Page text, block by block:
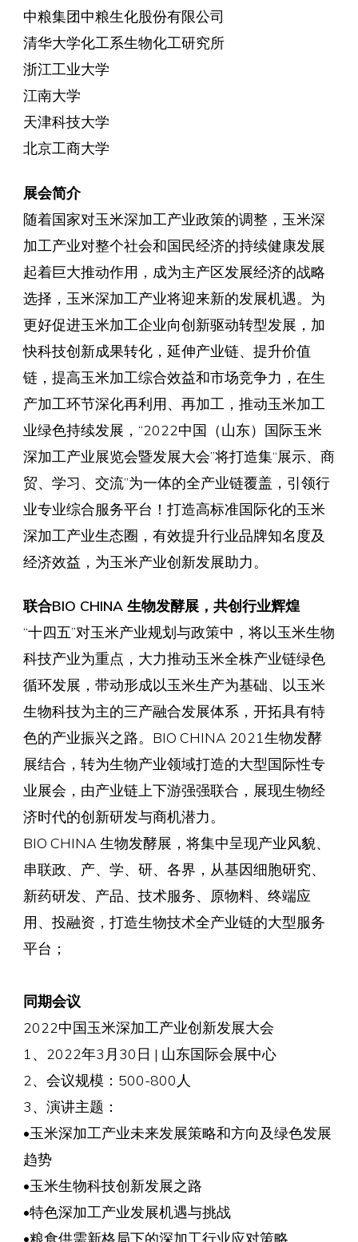
中粮集团中粮生化股份有限公司
清华大学化工系生物化工研究所
浙江工业大学
江南大学
天津科技大学
北京工商大学
展会简介
随着国家对玉米深加工产业政策的调整，玉米深
加工产业对整个社会和国民经济的持续健康发展
起着巨大推动作用，成为主产区发展经济的战略
选择，玉米深加工产业将迎来新的发展机遇。为
更好促进玉米加工企业向创新驱动转型发展，加
快科技创新成果转化，延伸产业链、提升价值
链，提高玉米加工综合效益和市场竞争力，在生
产加工环节深化再利用、再加工，推动玉米加工
业绿色持续发展，“2022中国（山东）国际玉米
深加工产业展览会暨发展大会”将打造集“展示、商
贸、学习、交流”为一体的全产业链覆盖，引领行
业专业综合服务平台！打造高标准国际化的玉米
深加工产业生态圈，有效提升行业品牌知名度及
经济效益，为玉米产业创新发展助力。
联合BIO CHINA 生物发酵展，共创行业辉煌
“十四五”对玉米产业规划与政策中，将以玉米生物
科技产业为重点，大力推动玉米全株产业链绿色
循环发展，带动形成以玉米生产为基础、以玉米
生物科技为主的三产融合发展体系，开拓具有特
色的产业振兴之路。BIO CHINA 2021生物发酵
展结合，转为生物产业领域打造的大型国际性专
业展会，由产业链上下游强强联合，展现生物经
济时代的创新研发与商机潜力。
BIO CHINA 生物发酵展，将集中呈现产业风貌、
串联政、产、学、研、各界，从基因细胞研究、
新药研发、产品、技术服务、原物料、终端应
用、投融资，打造生物技术全产业链的大型服务
平台；
同期会议
2022中国玉米深加工产业创新发展大会
1、2022年3月30日 | 山东国际会展中心
2、会议规模：500-800人
3、演讲主题：
•玉米深加工产业未来发展策略和方向及绿色发展
趋势
•玉米生物科技创新发展之路
•特色深加工产业发展机遇与挑战
•粮食供需新格局下的深加工行业应对策略